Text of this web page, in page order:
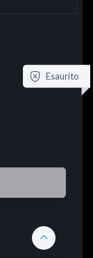
Esaurito